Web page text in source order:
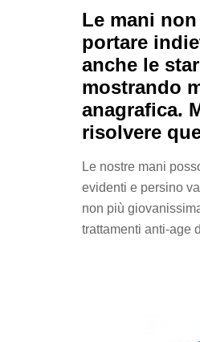
Le mani
portare
anche le
mostrando
anagrafica.
risolvere
Le nostre mani
evidenti e persino
non più
trattamenti anti-age